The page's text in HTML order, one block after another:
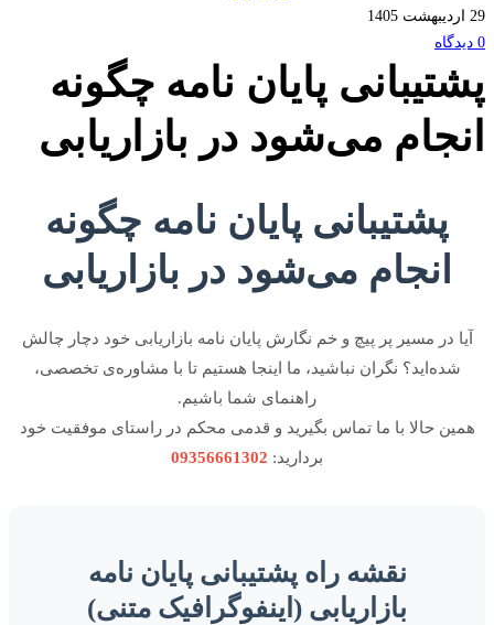
پایان نامه چگونه
می‌شود در بازاریابی
پشتیبانی پایان نامه چگونه
انجام می‌شود در بازاریابی
در مسیر پر پیچ و خم نگارش پایان نامه بازاریابی خود دچار چالش
نگران نباشید، ما اینجا هستیم تا با مشاوره‌ی تخصصی،
راهنمای شما باشیم.
حالا با ما تماس بگیرید و قدمی محکم در راستای موفقیت خود
بردارید:09356661302
نقشه راه پشتیبانی پایان نامه
بازاریابی (اینفوگرافیک متنی)